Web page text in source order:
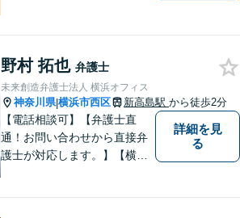
倒産法に関する分野での豊富
な経験があります。
野村 拓也 弁護士
未来創造弁護士法人 横浜オフィス
神奈川県|横浜市西区 新高島駅 から徒歩2分
【電話相談可】【弁護士直
通！お問い合わせから直接弁
護士が対応します。】【横浜
詳細を見
る